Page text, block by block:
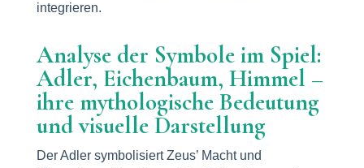
integrieren.
Analyse der Symbole im Spiel:
Adler, Eichenbaum, Himmel –
ihre mythologische Bedeutung
und visuelle Darstellung
Der Adler symbolisiert Zeus’ Macht und